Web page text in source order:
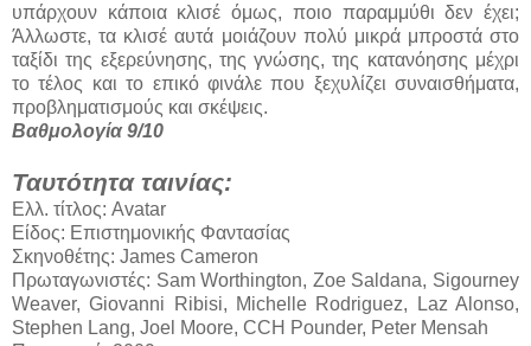
υπάρχουν κάποια κλισέ όμως, ποιο παραμμύθι δεν έχει;
Άλλωστε, τα κλισέ αυτά μοιάζουν πολύ μικρά μπροστά στο
ταξίδι της εξερεύνησης, της γνώσης, της κατανόησης μέχρι
το τέλος και το επικό φινάλε που ξεχυλίζει συναισθήματα,
προβληματισμούς και σκέψεις.
Βαθμολογία 9/10
Ταυτότητα ταινίας:
Ελλ. τίτλος: Avatar
Είδος: Επιστημονικής Φαντασίας
Σκηνοθέτης: James Cameron
Πρωταγωνιστές: Sam Worthington, Zoe Saldana, Sigourney
Weaver, Giovanni Ribisi, Michelle Rodriguez, Laz Alonso,
Stephen Lang, Joel Moore, CCH Pounder, Peter Mensah